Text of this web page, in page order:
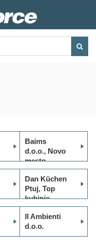
Baims
d.o.o., Novo
mesto
Dan Küchen
Ptuj, Top
kuhinje
d.o.o.
Il Ambienti
d.o.o.